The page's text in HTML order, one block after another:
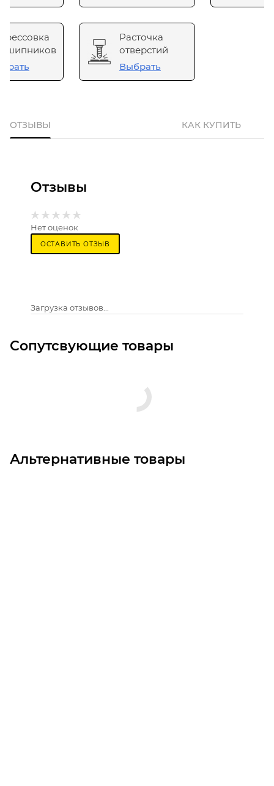
Расточка
отверстий
Выбрать
ОТЗЫВЫ КАК КУПИТЬ
Отзывы
Нет оценок
ОСТАВИТЬ ОТЗЫВ
Загрузка отзывов...
Сопутсвующие товары
Альтернативные товары